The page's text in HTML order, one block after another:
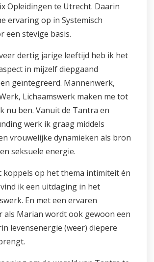
Opleidingen te Utrecht. Daarin
ervaring op in Systemisch
een stevige basis.
dertig jarige leeftijd heb ik het
in mijzelf diepgaand
geïntegreerd. Mannenwerk,
Lichaamswerk maken me tot
nu ben. Vanuit de Tantra en
werk ik graag middels
vrouwelijke dynamieken als bron
seksuele energie.
koppels op het thema intimiteit én
ik een uitdaging in het
En met een ervaren
als Marian wordt ook gewoon een
levensenergie (weer) diepere